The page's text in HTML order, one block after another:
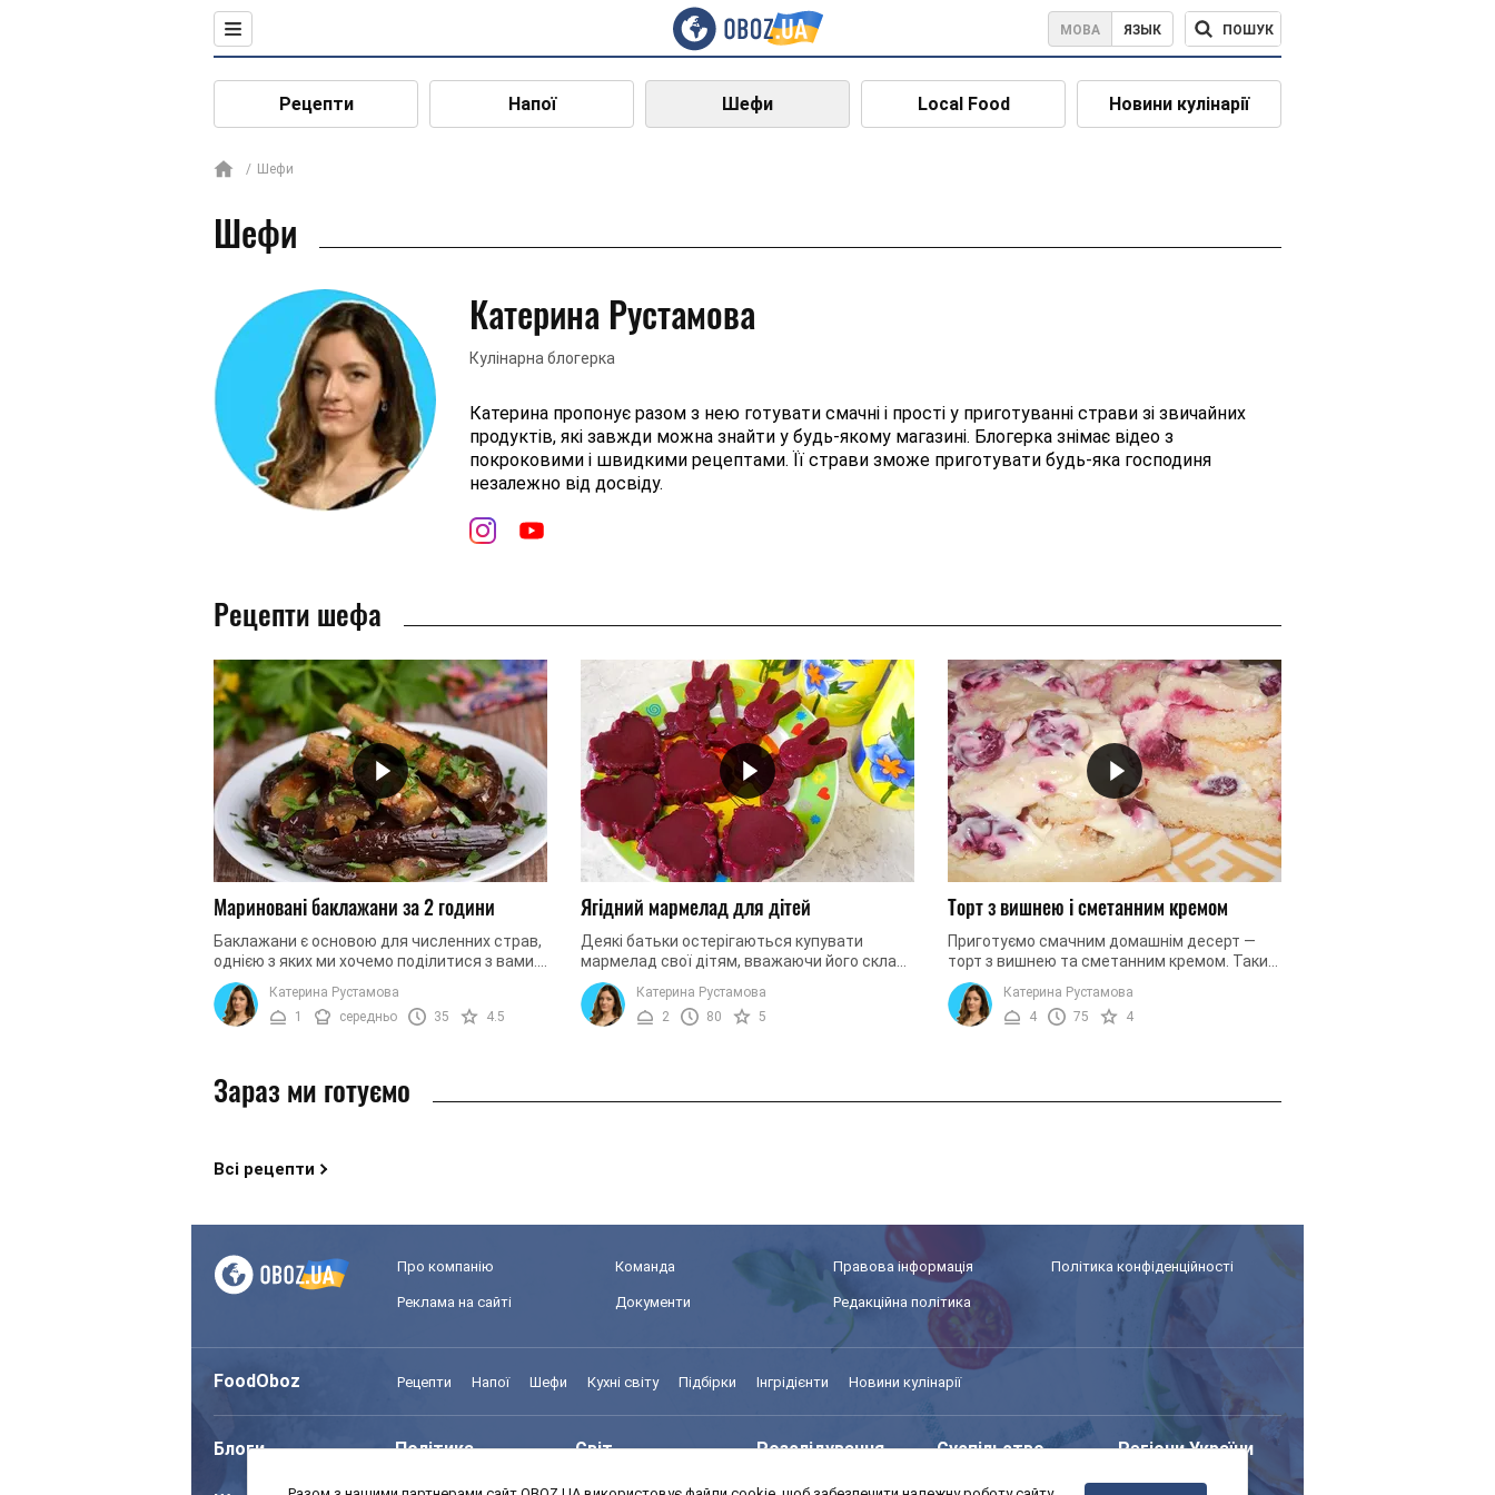
МОВА ЯЗЫК ПОШУК
Рецепти Напої Шефи Local Food Новини кулінарії
Шефи
Шефи
Катерина Рустамова
Кулінарна блогерка
Катерина пропонує разом з нею готувати смачні і прості у приготуванні страви зі звичайних
продуктів, які завжди можна знайти у будь-якому магазині. Блогерка знімає відео з
покроковими і швидкими рецептами. Її страви зможе приготувати будь-яка господиня
незалежно від досвіду.
Рецепти шефа
Мариновані баклажани за 2 години
Баклажани є основою для численних страв,
однією з яких ми хочемо поділитися з вами.
Серед різноманітних рецептів маринованих
баклажанів радимо вам ...
Катерина Рустамова
1
середньо 35 4.5
Ягідний мармелад для дітей
Деякі батьки остерігаються купувати
мармелад свої дітям, вважаючи його склад
недостатньо натуральним, а значить −
потенційно небезпечним для ...
Катерина Рустамова
2
80 5
Торт з вишнею і сметанним кремом
Приготуємо смачним домашнім десерт —
торт з вишнею та сметанним кремом. Такий
десерт обов'язково сподобається вашим
рідним і ви зможете почастувати ...
Катерина Рустамова
4
75 4
Зараз ми готуємо
Всі рецепти
Про компанію Команда Правова інформація Політика конфіденційності
Реклама на сайті Документи Редакційна політика
FoodOboz Рецепти Напої Шефи Кухні світу Підбірки Інгрідієнти Новини кулінарії
Блоги Політика Світ Розслідування Суспільство Регіони України